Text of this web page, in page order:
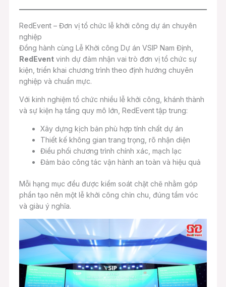
RedEvent – Đơn vị tổ chức lễ khởi công dự án chuyên
nghiệp
Đồng hành cùng Lễ Khởi công Dự án VSIP Nam Định,
RedEventvinh dự đảm nhận vai trò đơn vị tổ chức sự
kiện, triển khai chương trình theo định hướng chuyên
nghiệp và chuẩn mực.
Với kinh nghiệm tổ chức nhiều lễ khởi công, khánh thành
và sự kiện hạ tầng quy mô lớn, RedEvent tập trung:
Xây dựng kịch bản phù hợp tính chất dự án
Thiết kế không gian trang trọng, rõ nhận diện
Điều phối chương trình chính xác, mạch lạc
Đảm bảo công tác vận hành an toàn và hiệu quả
Mỗi hạng mục đều được kiểm soát chặt chẽ nhằm góp
phần tạo nên một lễ khởi công chỉn chu, đúng tầm vóc
và giàu ý nghĩa.